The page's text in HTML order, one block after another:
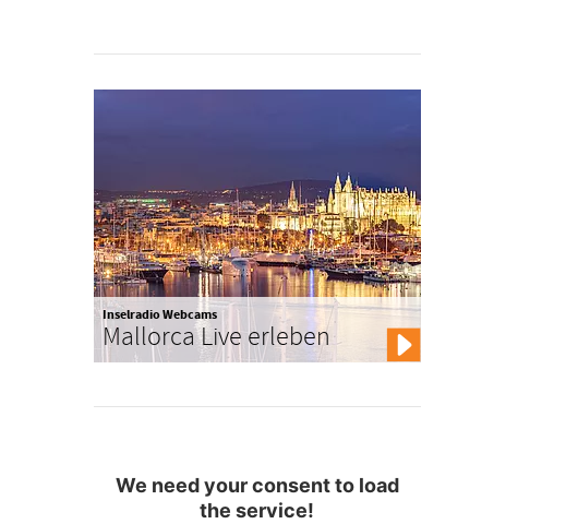
Inselradio Webcams
Mallorca Live erleben
We need your consent to load
the service!